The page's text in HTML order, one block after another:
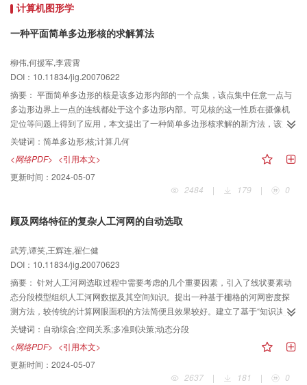
视觉领域。
计算机图形学
一种平面简单多边形核的求解算法
柳伟,何援军,李震霄
DOI：10.11834/jig.20070622
摘要： 平面简单多边形的核是该多边形内部的一个点集，该点集中任意一点与
多边形边界上一点的连线都处于这个多边形内部。可见核的这一性质在摄像机
定位等问题上得到了应用，本文提出了一种简单多边形核求解的新方法，该方
法不仅可以判断核的存在性，而且可以得到核多边形顶点序列。给出的算法容
关键词： 简单多边形;核;计算几何
<网络PDF> <引用本文>
更新时间： 2024-05-07
2484
| 179 | 0
顾及网络特征的复杂人工河网的自动选取
武芳,谭笑,王辉连,翟仁健
DOI：10.11834/jig.20070623
摘要： 针对人工河网选取过程中需要考虑的几个重要因素，引入了线状要素动
态分段模型组织人工河网数据及其空间知识。提出一种基于栅格的河网密度探
测方法，较传统的计算网眼面积的方法简便且效果较好。建立了基于“知识决策”
的人工河网选取模型，模型中考虑了复杂人工河网综合中河渠的属性（主要、
次要）、长度、连通情况、河渠间的空间关系以及河网密度等5个方面的因素，
建立多准则决策模型对每条备选河渠平等地进行综合评价，根据评价结果按照
选取可能性从小到大间隔选取，从而能够较好保持人工河网的网络特征。
关键词： 自动综合;空间关系;多准则决策;动态分段
<网络PDF> <引用本文>
更新时间： 2024-05-07
2637
| 181 | 0